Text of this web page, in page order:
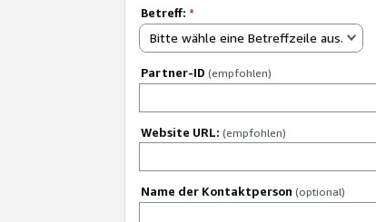
Betreff: *
Bitte wähle eine Betreffzeile aus.
Partner-ID (empfohlen)
Website URL: (empfohlen)
Name der Kontaktperson (optional)